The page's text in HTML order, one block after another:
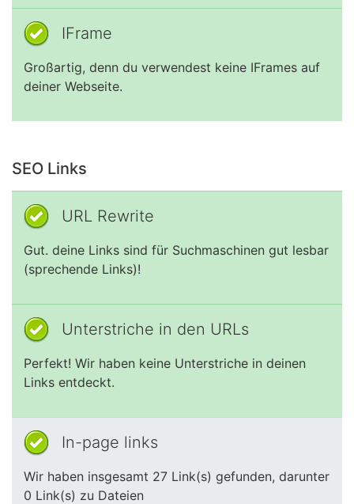
IFrame
Großartig, denn du verwendest keine IFrames auf
deiner Webseite.
SEO Links
URL Rewrite
Gut. deine Links sind für Suchmaschinen gut lesbar
(sprechende Links)!
Unterstriche in den URLs
Perfekt! Wir haben keine Unterstriche in deinen
Links entdeckt.
In-page links
Wir haben insgesamt 27 Link(s) gefunden, darunter
0 Link(s) zu Dateien